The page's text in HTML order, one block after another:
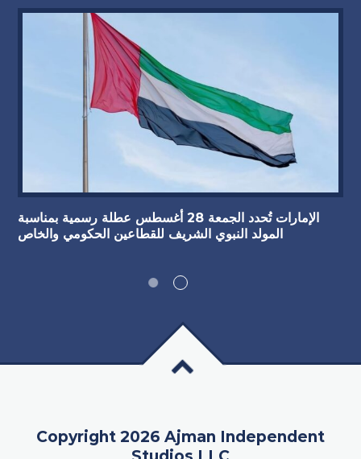
الإمارات تُحدد الجمعة 28 أغسطس عطلة رسمية بمناسبة
المولد النبوي الشريف للقطاعين الحكومي والخاص
Copyright 2026 Ajman Independent